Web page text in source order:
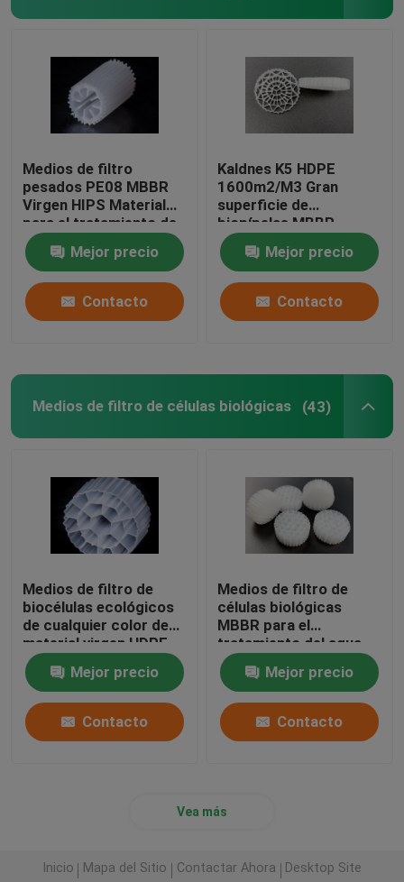
Medios de filtro
pesados PE08 MBBR
Virgen HIPS Material
para el tratamiento de
aguas residuales
Medios de biomasa de
color blanco
Mejor precio
Contacto
Kaldnes K5 HDPE
1600m2/M3 Gran
superficie de
biopípelas MBBR
Medios flotantes de
filtro
Mejor precio
Contacto
Medios de filtro de células biológicas (43)
Medios de filtro de
biocélulas ecológicos
de cualquier color de
material virgen HDPE
Mejor precio
Contacto
Medios de filtro de
células biológicas
MBBR para el
tratamiento del agua
de la ciudad
Mejor precio
Contacto
Vea más
Inicio Mapa del Sitio Contactar Ahora Desktop Site